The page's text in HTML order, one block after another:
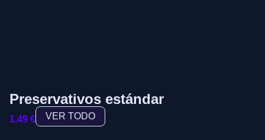
Preservativos estándar
1,49 € VER TODO